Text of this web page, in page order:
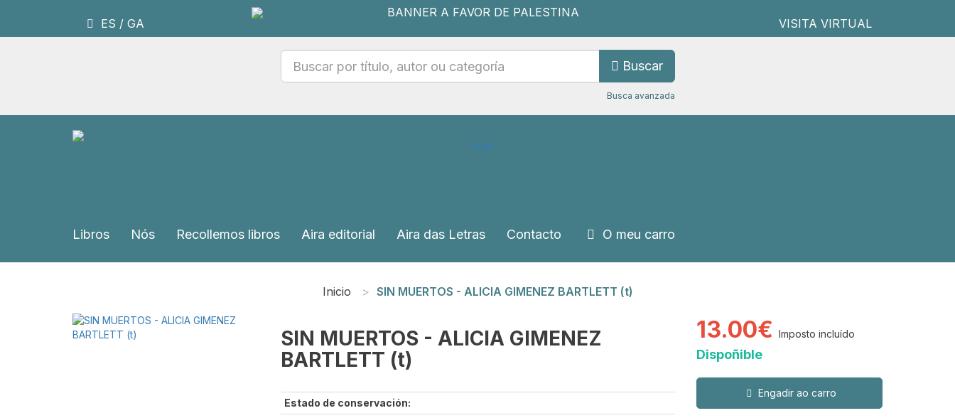
ES / GA VISITA VIRTUAL
Buscar
Busca avanzada
Libros Nós Recollemos libros Aira editorial Aira das Letras Contacto O meu carro
Inicio SIN MUERTOS - ALICIA GIMENEZ BARTLETT (t)
SIN MUERTOS - ALICIA GIMENEZ
BARTLETT (t)
Estado de conservación:
13.00€ Imposto incluído
Dispoñible
Engadir ao carro